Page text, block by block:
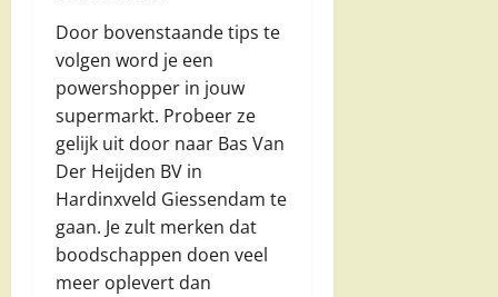
Door bovenstaande tips te
volgen word je een
powershopper in jouw
supermarkt. Probeer ze
gelijk uit door naar Bas Van
Der Heijden BV in
Hardinxveld Giessendam te
gaan. Je zult merken dat
boodschappen doen veel
meer oplevert dan